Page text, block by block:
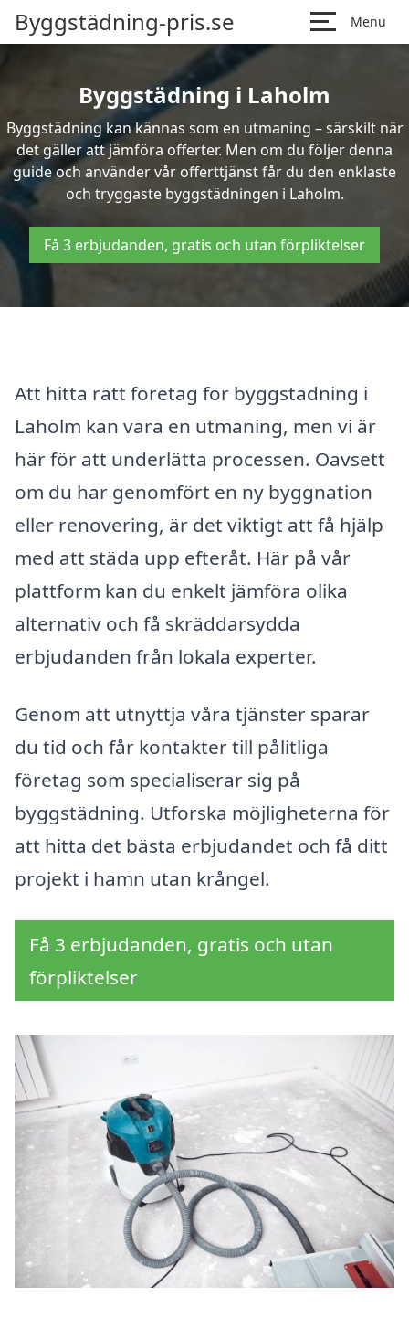
Byggstädning-pris.se Menu
Byggstädning i Laholm
Byggstädning kan kännas som en utmaning – särskilt när
det gäller att jämföra offerter. Men om du följer denna
guide och använder vår offerttjänst får du den enklaste
och tryggaste byggstädningen i Laholm.
Få 3 erbjudanden, gratis och utan förpliktelser
Att hitta rätt företag för byggstädning i
Laholm kan vara en utmaning, men vi är
här för att underlätta processen. Oavsett
om du har genomfört en ny byggnation
eller renovering, är det viktigt att få hjälp
med att städa upp efteråt. Här på vår
plattform kan du enkelt jämföra olika
alternativ och få skräddarsydda
erbjudanden från lokala experter.
Genom att utnyttja våra tjänster sparar
du tid och får kontakter till pålitliga
företag som specialiserar sig på
byggstädning. Utforska möjligheterna för
att hitta det bästa erbjudandet och få ditt
projekt i hamn utan krångel.
Få 3 erbjudanden, gratis och utan
förpliktelser